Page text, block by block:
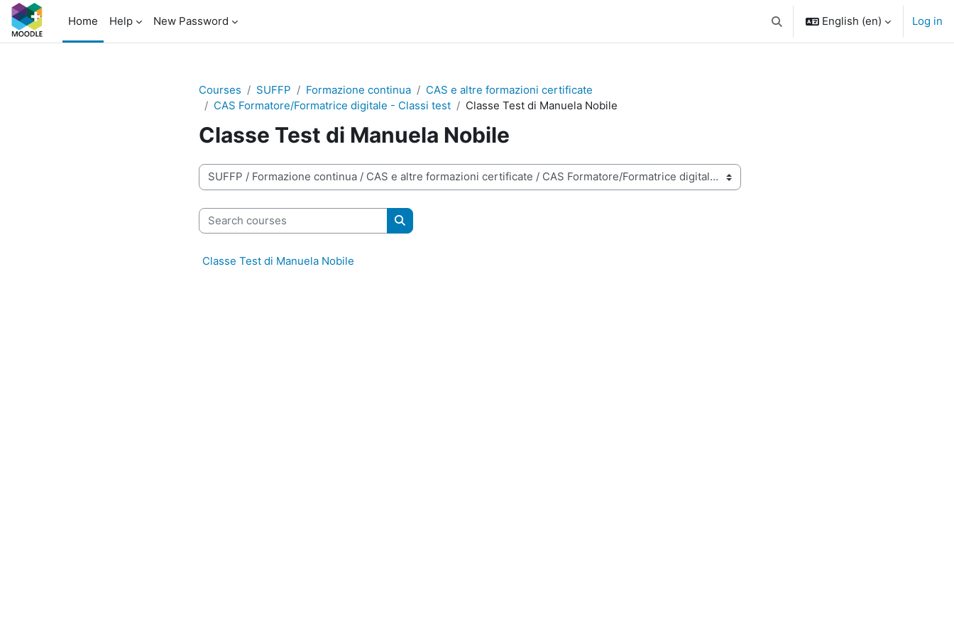
Skip to main content
Home
Help New Password Toggle search input
English ‎(en)‎ Log in
Courses SUFFP Formazione continua
CAS e altre formazioni certificate
CAS Formatore/Formatrice digitale - Classi test
Classe Test di Manuela Nobile
Classe Test di Manuela Nobile
Course categories
Search courses
Search courses
Classe Test di Manuela Nobile